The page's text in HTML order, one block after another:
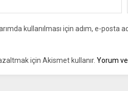
kullanılması için adım, e-posta
için Akismet kullanır. Yorum